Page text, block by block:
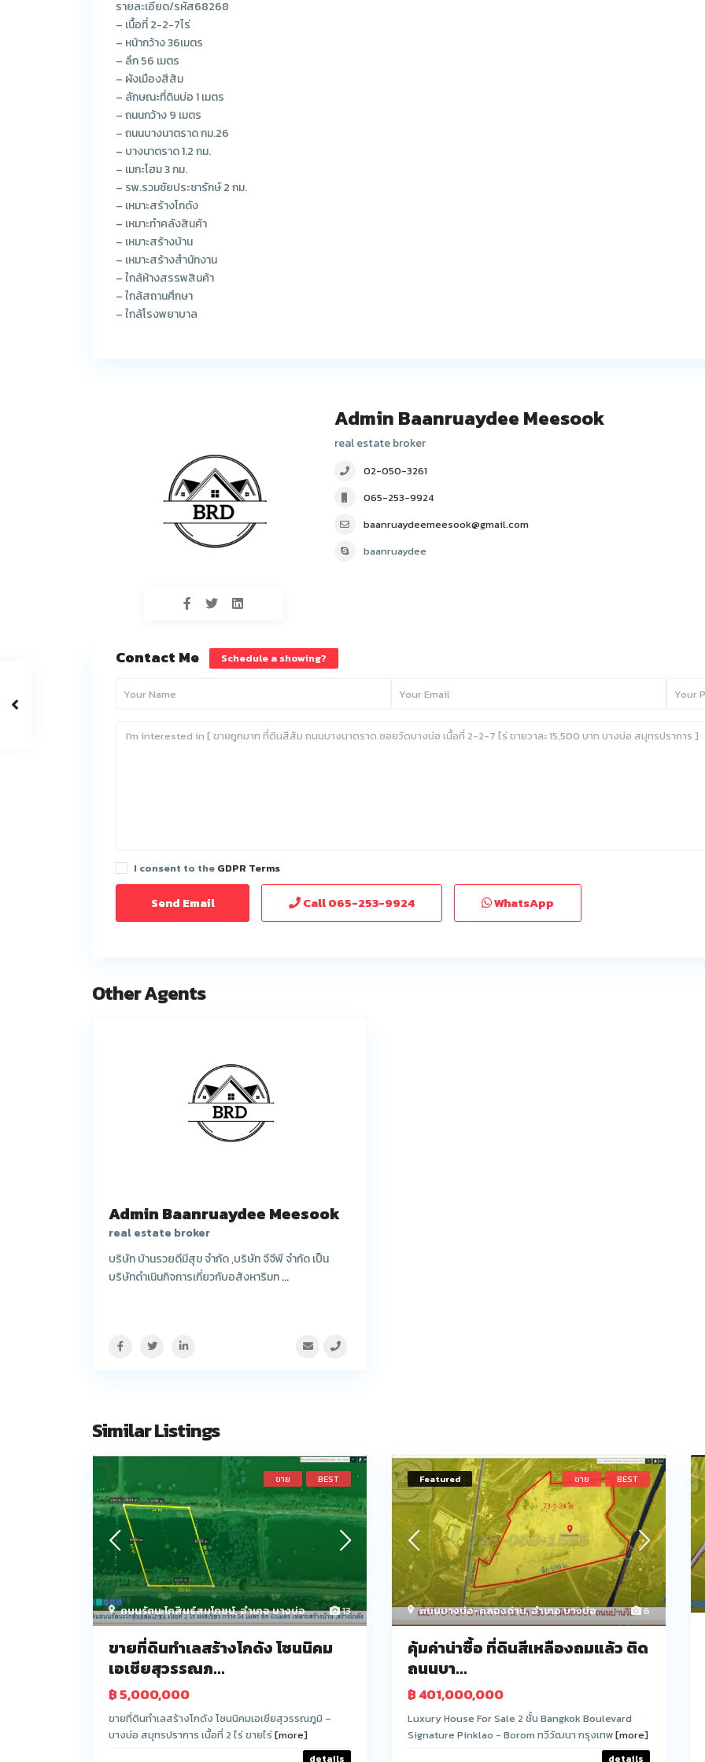
รายละเอียด/รหัส68268
– เนื้อที่ 2-2-7ไร่
– หน้ากว้าง 36เมตร
– ลึก 56 เมตร
– ผังเมืองสีส้ม
– ลักษณะที่ดินบ่อ 1 เมตร
– ถนนกว้าง 9 เมตร
– ถนนบางนาตราด กม.26
– บางนาตราด 1.2 กม.
– เมกะโฮม 3 กม.
– รพ.รวมชัยประชารักษ์ 2 กม.
– เหมาะสร้างโกดัง
– เหมาะทำคลังสินค้า
– เหมาะสร้างบ้าน
– เหมาะสร้างสำนักงาน
– ใกล้ห้างสรรพสินค้า
– ใกล้สถานศึกษา
– ใกล้โรงพยาบาล
Admin Baanruaydee Meesook
real estate broker
02-050-3261
065-253-9924
baanruaydeemeesook@gmail.com
baanruaydee
Contact Me Schedule a showing?
I consent to the GDPR Terms
Call065-253-9924 WhatsApp
Other Agents
Admin Baanruaydee Meesook
real estate broker
บริษัท บ้านรวยดีมีสุข จำกัด ,บริษัท จีจีพี จำกัด เป็น
บริษัทดำเนินกิจการเกี่ยวกับอสังหาริมท...
Similar Listings
13
ถนนรัตนะโกสินธ์สมโภชน์,อำเภอ บางบ่อ
ขาย BEST
ขายที่ดินทำเลสร้างโกดัง โซนนิคม
เอเชียสุวรรณภ...
฿ 5,000,000
ขายที่ดินทำเลสร้างโกดัง โซนนิคมเอเชียสุวรรณภูมิ –
บางบ่อ สมุทรปราการ เนื้อที่ 2 ไร่ ขายไร่ [more]
6
ถนนบางบ่อ-คลองด่าน,อำเภอ บางบ่อ
Featured ขาย BEST
คุ้มค่าน่าซื้อ ที่ดินสีเหลืองถมแล้ว ติด
ถนนบา...
฿ 401,000,000
Luxury House For Sale 2 ชั้น Bangkok Boulevard
Signature Pinklao - Borom ทวีวัฒนา กรุงเทพ[more]